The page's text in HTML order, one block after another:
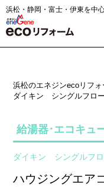
浜松・静岡・富士・伊東を中
浜松のエネジンecoリフォ
ダイキン シングルフロ
給湯器･エコキュ
ダイキン シングルフ
ハウジングエア